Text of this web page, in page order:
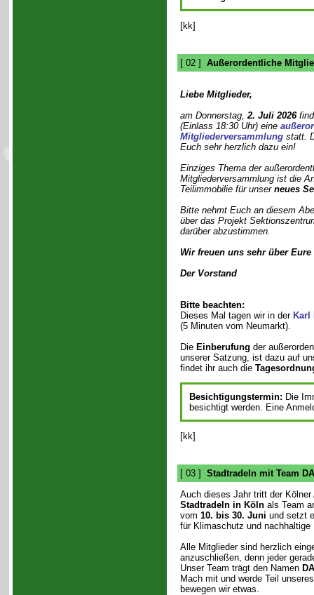
[kk]
[ 02 ] Außerordentliche
Liebe Mitglieder,
am Donnerstag,2. Juli 2026
(Einlass 18:30 Uhr) eine
Mitgliederversammlungstatt.
Euch sehr herzlich dazu ein!
Einziges Thema der
Mitgliederversammlung ist die
Teilimmobilie für unser neues
Bitte nehmt Euch an diesem
über das Projekt
darüber abzustimmen.
Wir freuen uns sehr über Eure
Der Vorstand
Bitte beachten:
Dieses Mal tagen wir in der Karl
(5 Minuten vom Neumarkt).
Die Einberufung der
unserer Satzung, ist dazu auf
findet ihr auch die
Besichtigungstermin: Die
besichtigt werden. Eine
[kk]
[ 03 ] Stadtradeln mit Team
Auch dieses Jahr tritt der Kölner
Stadtradeln in Kölnals Team
vom 10. bis 30. Juni und setzt
für Klimaschutz und nachhaltige
Alle Mitglieder sind herzlich
anzuschließen, denn jeder
Unser Team trägt den Namen
Mach mit und werde Teil
bewegen wir etwas.